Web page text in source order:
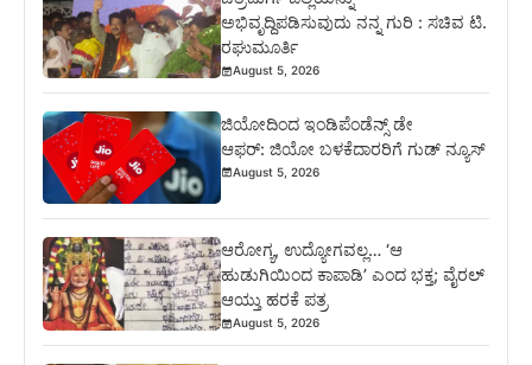
ಅಭಿವೃದ್ದಿಪಡಿಸುವುದು ನನ್ನ ಗುರಿ : ಸಚಿವ ಟಿ.
ರಘುಮೂರ್ತಿ
August 5, 2026
ಜಿಯೋದಿಂದ ಇಂಡಿಪೆಂಡೆನ್ಸ್ ಡೇ
ಆಫರ್: ಜಿಯೋ ಬಳಕೆದಾರರಿಗೆ ಗುಡ್ ನ್ಯೂಸ್
August 5, 2026
ಆರೋಗ್ಯ, ಉದ್ಯೋಗವಲ್ಲ… ‘ಆ
ಹುಡುಗಿಯಿಂದ ಕಾಪಾಡಿ’ ಎಂದ ಭಕ್ತ; ವೈರಲ್
ಆಯ್ತು ಹರಕೆ ಪತ್ರ
August 5, 2026